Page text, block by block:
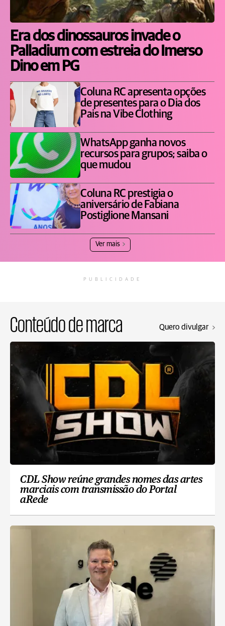
Era dos dinossauros invade o
Palladium com estreia do Imerso
Dino em PG
Coluna RC apresenta opções
de presentes para o Dia dos
Pais na Vibe Clothing
WhatsApp ganha novos
recursos para grupos; saiba o
que mudou
Coluna RC prestigia o
aniversário de Fabiana
Postiglione Mansani
Ver mais
PUBLICIDADE
Conteúdo de marca Quero divulgar
CDL Show reúne grandes nomes das artes
marciais com transmissão do Portal
aRede